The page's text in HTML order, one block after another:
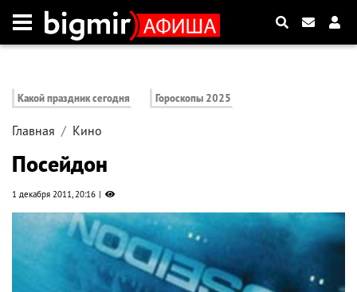
Какой праздник сегодня Гороскопы 2025
Главная Кино
Посейдон
1 декабря 2011, 20:16